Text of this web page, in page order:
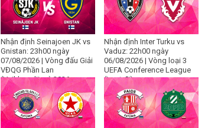
Nhận định Seinajoen JK vs
Gnistan: 23h00 ngày
07/08/2026 | Vòng đấu Giải
VĐQG Phần Lan
(Veikkausliiga) 2026
Nhận định Inter Turku vs
Vaduz: 22h00 ngày
06/08/2026 | Vòng loại 3
UEFA Conference League
(Lượt đi)